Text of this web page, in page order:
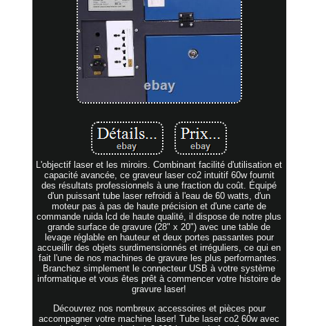
L'objectif laser et les miroirs. Combinant facilité d'utilisation et
capacité avancée, ce graveur laser co2 intuitif 60w fournit
des résultats professionnels à une fraction du coût. Équipé
d'un puissant tube laser refroidi à l'eau de 60 watts, d'un
moteur pas à pas de haute précision et d'une carte de
commande ruida lcd de haute qualité, il dispose de notre plus
grande surface de gravure (28" x 20") avec une table de
levage réglable en hauteur et deux portes passantes pour
accueillir des objets surdimensionnés et irréguliers, ce qui en
fait l'une de nos machines de gravure les plus performantes.
Branchez simplement le connecteur USB à votre système
informatique et vous êtes prêt à commencer votre histoire de
gravure laser!
Découvrez nos nombreux accessoires et pièces pour
accompagner votre machine laser! Tube laser co2 60w avec